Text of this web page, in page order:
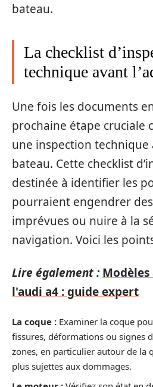
bateau.
La checklist
technique avant
Une fois les documents
prochaine étape cruciale
une inspection
bateau. Cette checklist
destinée à identifier les
pourraient engendrer
imprévues ou nuire à la
navigation. Voici les
Lire également :
l'audi a4 : guide expert
La coque : Examiner la coque
fissures, déformations ou signes
zones, en particulier autour de la
plus sujettes aux dommages.